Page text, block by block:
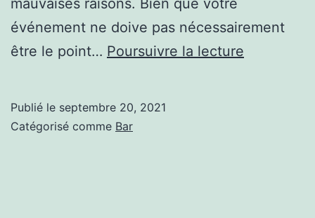
événement ne doive pas nécessairement
être le point… Poursuivre la lecture
Publié le septembre 20, 2021
Catégorisé comme Bar